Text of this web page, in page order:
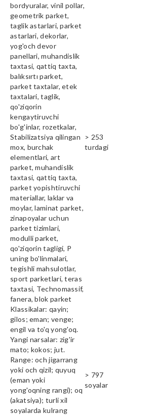
bordyuralar, vinil pollar,
geometrik parket,
taglik astarlari, parket
astarlari, dekorlar,
yog'och devor
panellari, muhandislik
taxtasi, qattiq taxta,
balıksırtı parket,
parket taxtalar, etek
taxtalari, taglik,
qo'ziqorin
kengaytiruvchi
bo'g'inlar, rozetkalar,
Stabilizatsiya qilingan
mox, burchak
elementlari, art
parket, muhandislik
taxtasi, qattiq taxta,
parket yopishtiruvchi
materiallar, laklar va
moylar, laminat parket,
zinapoyalar uchun
parket tizimlari,
modulli parket,
qo'ziqorin tagligi, P
uning bo'linmalari,
tegishli mahsulotlar,
sport parketlari, teras
taxtasi, Technomassif,
fanera, blok parket
> 253
turdagi
Klassikalar: qayin;
gilos; eman; venge;
engil va to'q yong'oq.
Yangi narsalar: zig'ir
mato; kokos; jut.
Range: och jigarrang
yoki och qizil; quyuq
(eman yoki
yong'oqning rangi); oq
(akatsiya); turli xil
soyalarda kulrang
> 797
soyalar